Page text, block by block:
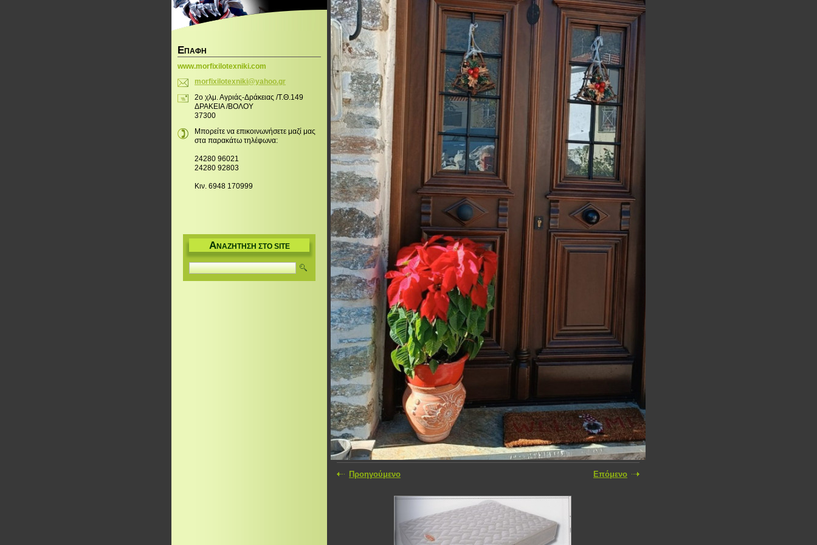
Προηγούμενο Επόμενο
ΕΠΑΦΉ
www.morfixilotexniki.com
morfixil otexniki@yahoo.gr
2ο χλμ. Αγριάς-Δράκειας /Τ.Θ.149
ΔΡΑΚΕΙΑ /ΒΟΛΟΥ
37300
Μπορείτε να επικοινωνήσετε μαζί μας
στα παρακάτω τηλέφωνα:
24280 96021
24280 92803
Κιν. 6948 170999
ΑΝΑΖΉΤΗΣΗ ΣΤΟ SITE